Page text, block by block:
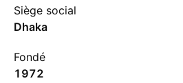
Siège social
Dhaka
Fondé
1972